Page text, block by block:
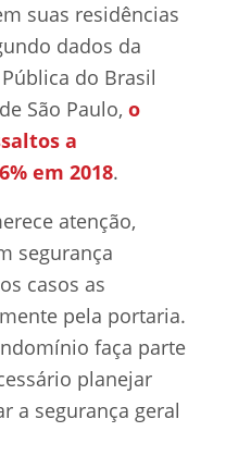
suas residências
dados da
do Brasil
São Paulo, o
a
em 2018.
atenção,
segurança
casos as
pela portaria.
faça parte
planejar
a segurança geral